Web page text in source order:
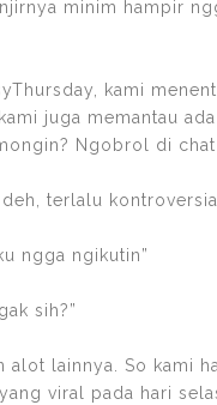
minim hampir
kami
juga memantau
Ngobrol di chat
terlalu
ngga ngikutin”
sih?”
alot lainnya. So kami
viral pada hari